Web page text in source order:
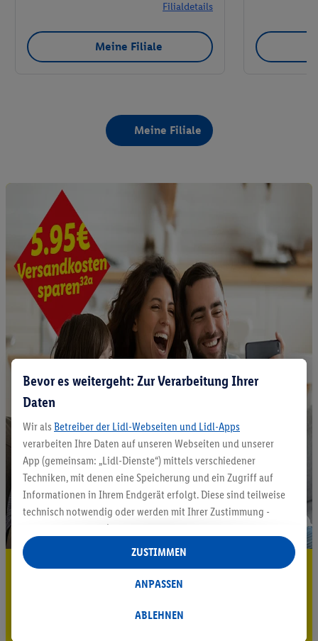
Filialdetails
Meine Filiale
Meine Filiale
5.95 € Versand sparen³²ᵃ
Bevor es weitergeht: Zur Verarbeitung Ihrer
Daten
Wir als Betreiber der Lidl-Webseiten und Lidl-Apps
verarbeiten Ihre Daten auf unseren Webseiten und unserer
App (gemeinsam: „Lidl-Dienste“) mittels verschiedener
Techniken, mit denen eine Speicherung und ein Zugriff auf
Informationen in Ihrem Endgerät erfolgt. Diese sind teilweise
technisch notwendig oder werden mit Ihrer Zustimmung -
auch durch Partner (u.a.
Verantwortliche; im Zusammenhang mit dem IAB TCF
insgesamt
Statistik-Erstellung oder für personalisierte Werbung
Datenverarbeitungen für personalisierte Werbung werden
ABLEHNEN
ANPASSEN
ZUSTIMMEN